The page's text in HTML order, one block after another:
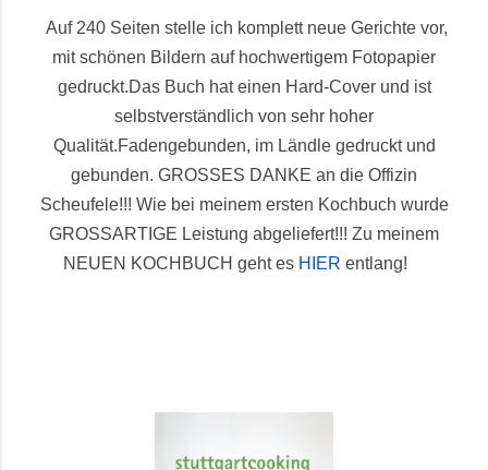
Auf 240 Seiten stelle ich komplett neue Gerichte vor,
mit schönen Bildern auf hochwertigem Fotopapier
gedruckt.Das Buch hat einen Hard-Cover und ist
selbstverständlich von sehr hoher
Qualität.Fadengebunden, im Ländle gedruckt und
gebunden. GROSSES DANKE an die Offizin
Scheufele!!! Wie bei meinem ersten Kochbuch wurde
GROSSARTIGE Leistung abgeliefert!!! Zu meinem
NEUEN KOCHBUCH geht es HIER entlang!